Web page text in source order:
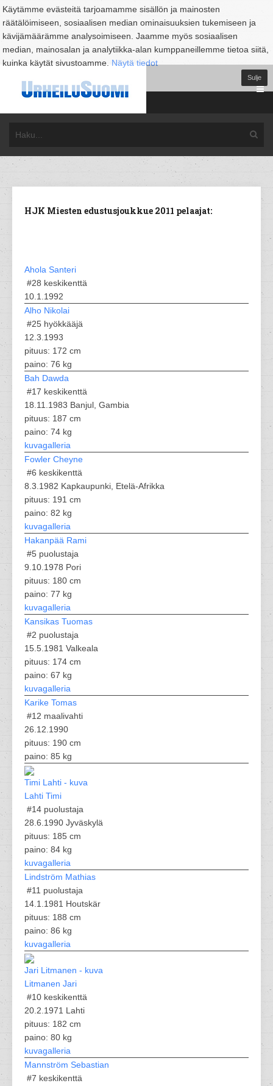
Käytämme evästeitä tarjoamamme sisällön ja mainosten
räätälöimiseen, sosiaalisen median ominaisuuksien tukemiseen ja
kävijämäärämme analysoimiseen. Jaamme myös sosiaalisen
median, mainosalan ja analytiikka-alan kumppaneillemme tietoa siitä,
kuinka käytät sivustoamme. Näytä tiedot
Sulje
HJK Miesten edustusjoukkue 2011 pelaajat:
Ahola Santeri
#28 keskikenttä
10.1.1992
Alho Nikolai
#25 hyökkääjä
12.3.1993
pituus: 172 cm
paino: 76 kg
Bah Dawda
#17 keskikenttä
18.11.1983 Banjul, Gambia
pituus: 187 cm
paino: 74 kg
kuvagalleria
Fowler Cheyne
#6 keskikenttä
8.3.1982 Kapkaupunki, Etelä-Afrikka
pituus: 191 cm
paino: 82 kg
kuvagalleria
Hakanpää Rami
#5 puolustaja
9.10.1978 Pori
pituus: 180 cm
paino: 77 kg
kuvagalleria
Kansikas Tuomas
#2 puolustaja
15.5.1981 Valkeala
pituus: 174 cm
paino: 67 kg
kuvagalleria
Karike Tomas
#12 maalivahti
26.12.1990
pituus: 190 cm
paino: 85 kg
Lahti Timi
#14 puolustaja
28.6.1990 Jyväskylä
pituus: 185 cm
paino: 84 kg
kuvagalleria
Lindström Mathias
#11 puolustaja
14.1.1981 Houtskär
pituus: 188 cm
paino: 86 kg
kuvagalleria
Litmanen Jari
#10 keskikenttä
20.2.1971 Lahti
pituus: 182 cm
paino: 80 kg
kuvagalleria
Mannström Sebastian
#7 keskikenttä